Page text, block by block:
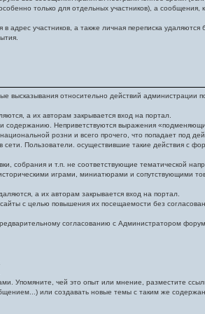
только для отдельных участников), а сообщения,
участников, а также личная переписка
относительно действий администрации
а их авторам закрывается вход на портал.
содержанию. Неприветствуются выражения
розни и всего прочего, что попадает под
Пользователи. осуществившие такие действия с
собрания и т.п. не соответствующие тематической
играми, миниатюрами и сопутствующими
а их авторам закрывается вход на портал.
с целью повышения их посещаемости без
согласованию с Администратором
Упомяните, чей это опыт или мнение, разместите
или создавать новые темы с таким же